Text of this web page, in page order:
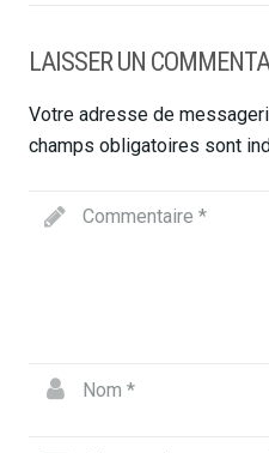
LAISSER UN
Votre adresse de
champs obligatoires sont